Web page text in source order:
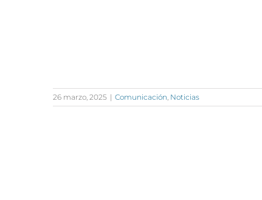
26 marzo, 2025 | Comunicación, Noticias